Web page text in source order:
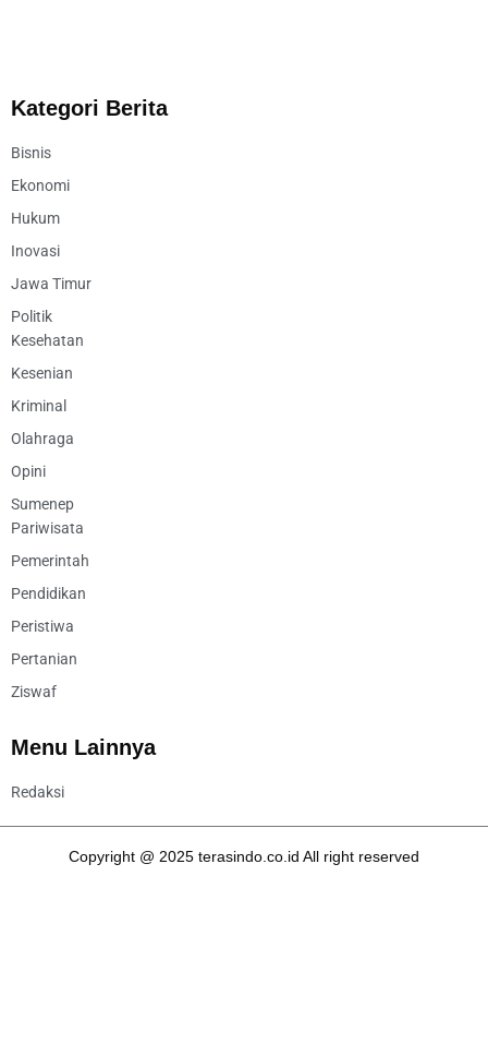
Kategori Berita
Bisnis
Ekonomi
Hukum
Inovasi
Jawa Timur
Politik
Kesehatan
Kesenian
Kriminal
Olahraga
Opini
Sumenep
Pariwisata
Pemerintah
Pendidikan
Peristiwa
Pertanian
Ziswaf
Menu Lainnya
Redaksi
Copyright @ 2025 terasindo.co.id All right reserved